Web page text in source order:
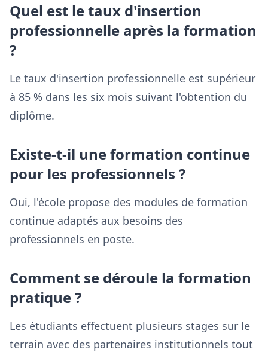
Quel est le taux d'insertion
professionnelle après la formation
?
Le taux d'insertion professionnelle est supérieur
à 85 % dans les six mois suivant l'obtention du
diplôme.
Existe-t-il une formation continue
pour les professionnels ?
Oui, l'école propose des modules de formation
continue adaptés aux besoins des
professionnels en poste.
Comment se déroule la formation
pratique ?
Les étudiants effectuent plusieurs stages sur le
terrain avec des partenaires institutionnels tout